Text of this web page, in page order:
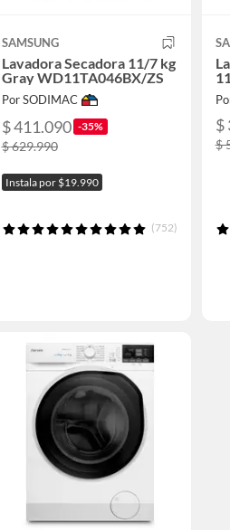
SAMSUNG
Lavadora Secadora 11/7 kg
Gray WD11TA046BX/ZS
Por SODIMAC
$ 411.090 -35%
$ 629.990
Instala por $19.990
(752)
$
$